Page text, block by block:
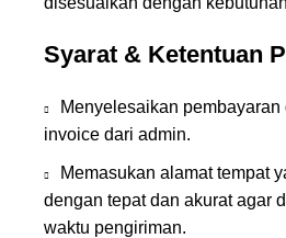
Syarat & Ketentuan
Menyelesaikan
invoice dari admin.
Memasukan alamat tempat
dengan tepat dan akurat agar
waktu pengiriman.